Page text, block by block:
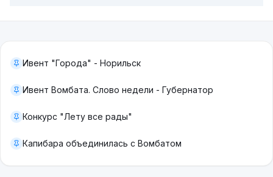
Ивент "Города" - Норильск
Ивент Вомбата. Слово недели - Губернатор
Конкурс "Лету все рады"
Капибара объединилась с Вомбатом